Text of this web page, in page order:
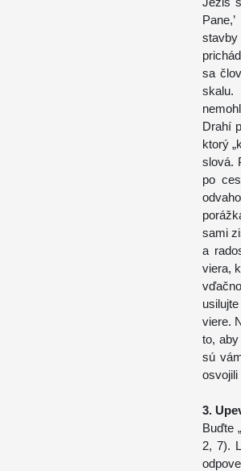
stavby
sa
skalu.
Drahí
ktorý
slová.
po
sami
a
viera,
viere.
to,
sú
osvojili
3.
Buďte
2, 7).